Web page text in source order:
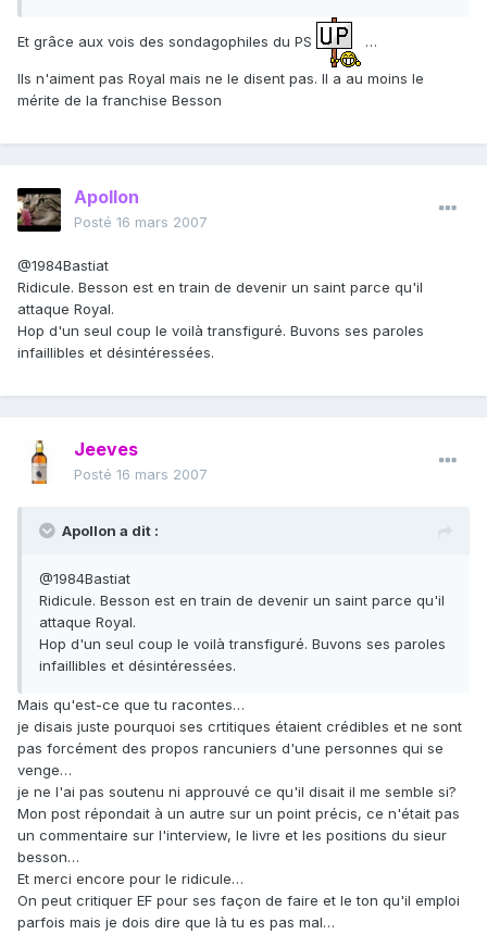
Et grâce aux vois des sondagophiles du PS …
Ils n'aiment pas Royal mais ne le disent pas. Il a au moins le
mérite de la franchise Besson
Apollon
Posté 16 mars 2007
@1984Bastiat
Ridicule. Besson est en train de devenir un saint parce qu'il
attaque Royal.
Hop d'un seul coup le voilà transfiguré. Buvons ses paroles
infaillibles et désintéressées.
Jeeves
Posté 16 mars 2007
Apollon a dit :
@1984Bastiat
Ridicule. Besson est en train de devenir un saint parce qu'il
attaque Royal.
Hop d'un seul coup le voilà transfiguré. Buvons ses paroles
infaillibles et désintéressées.
Mais qu'est-ce que tu racontes…
je disais juste pourquoi ses crtitiques étaient crédibles et ne sont
pas forcément des propos rancuniers d'une personnes qui se
venge…
je ne l'ai pas soutenu ni approuvé ce qu'il disait il me semble si?
Mon post répondait à un autre sur un point précis, ce n'était pas
un commentaire sur l'interview, le livre et les positions du sieur
besson…
Et merci encore pour le ridicule…
On peut critiquer EF pour ses façon de faire et le ton qu'il emploi
parfois mais je dois dire que là tu es pas mal…